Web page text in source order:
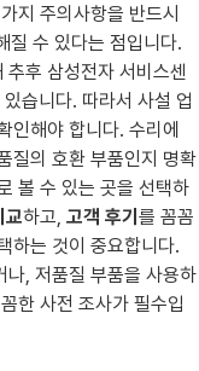
지 주의사항을 반드시
질 수 있다는 점입니다.
후 삼성전자 서비스센
습니다. 따라서 사설 업
인해야 합니다. 수리에
질의 호환 부품인지 명확
볼 수 있는 곳을 선택하
교하고, 고객 후기 를 꼼꼼
하는 것이 중요합니다.
나, 저품질 부품을 사용하
한 사전 조사가 필수입